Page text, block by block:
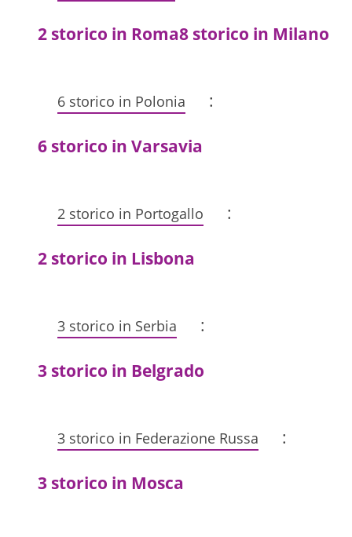
2 storico in Roma8 storico in Milano
6 storico in Polonia :
6 storico in Varsavia
2 storico in Portogallo :
2 storico in Lisbona
3 storico in Serbia :
3 storico in Belgrado
3 storico in Federazione Russa :
3 storico in Mosca